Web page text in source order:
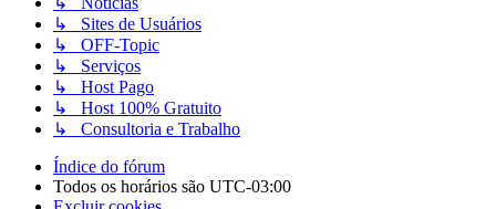
↳ Sites de Usuários
↳ OFF-Topic
↳ Serviços
↳ Host Pago
↳ Host 100% Gratuito
↳ Consultoria e Trabalho
Índice do fórum
Todos os horários são UTC-03:00